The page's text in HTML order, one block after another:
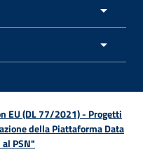
EU (DL 77/2021) - Progetti
della Piattaforma Data
PSN"